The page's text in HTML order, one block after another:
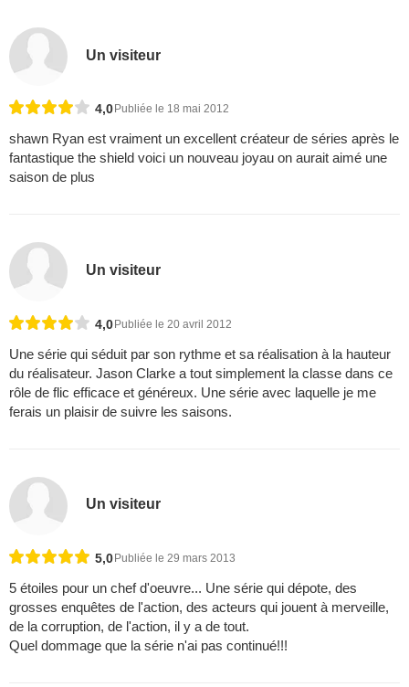
Un visiteur
4,0 Publiée le 18 mai 2012
shawn Ryan est vraiment un excellent créateur de séries après le
fantastique the shield voici un nouveau joyau on aurait aimé une
saison de plus
Un visiteur
4,0Publiée le 20 avril 2012
Une série qui séduit par son rythme et sa réalisation à la hauteur
du réalisateur. Jason Clarke a tout simplement la classe dans ce
rôle de flic efficace et généreux. Une série avec laquelle je me
ferais un plaisir de suivre les saisons.
Un visiteur
5,0 Publiée le 29 mars 2013
5 étoiles pour un chef d'oeuvre... Une série qui dépote, des
grosses enquêtes de l'action, des acteurs qui jouent à merveille,
de la corruption, de l'action, il y a de tout.
Quel dommage que la série n'ai pas continué!!!